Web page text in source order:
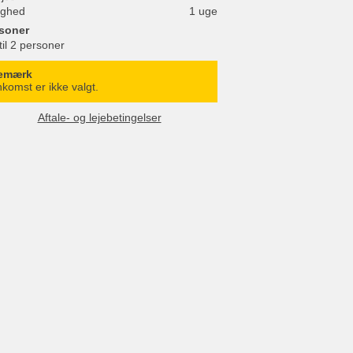
1 uge
2 personer
er ikke valgt.
Aftale- og lejebetingelser